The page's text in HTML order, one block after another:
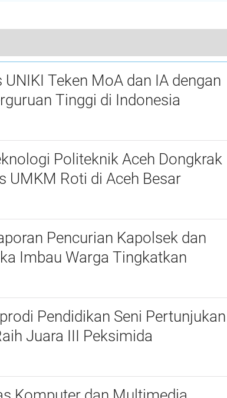
Kemiskinan "Ladang Gas" Aceh Utara
UNIKI Teken MoA dan IA dengan
Tinggi di Indonesia
Politeknik Aceh Dongkrak
UMKM Roti di Aceh Besar
Pencurian Kapolsek dan
Imbau Warga Tingkatkan
Pendidikan Seni Pertunjukan
Juara III Peksimida